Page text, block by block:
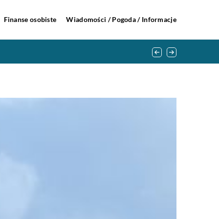
Finanse osobiste Wiadomości / Pogoda / Informacje